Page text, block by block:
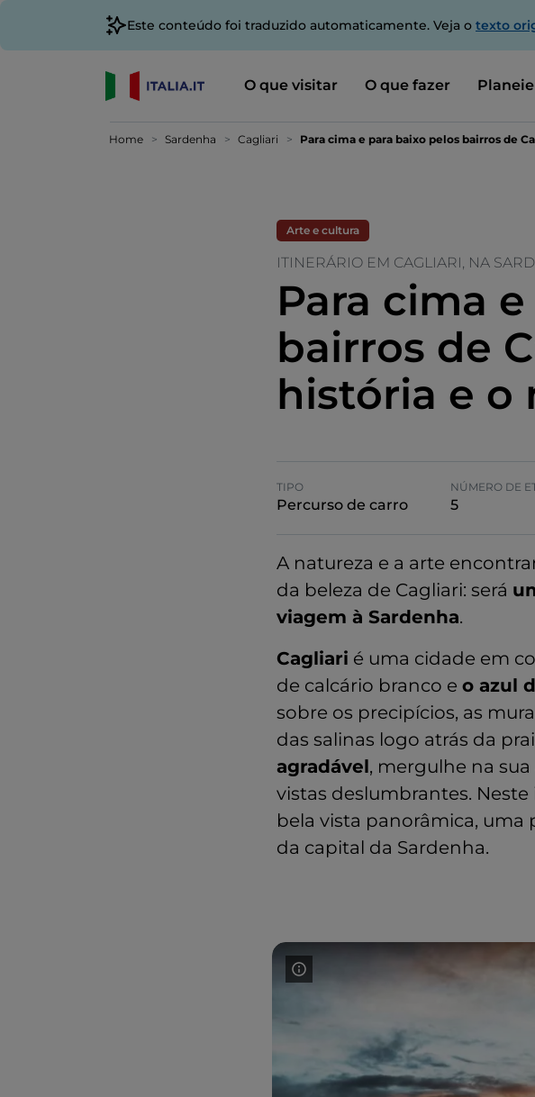
Este conteúdo foi traduzido automaticamente. Veja o texto
O que visitar O que fazer
Home Sardenha Cagliari Para cima e para baixo pelos bairros de
Arte e cultura
ITINERÁRIO EM CAGLIARI, NA
Para cima
bairros de
história e o
TIPO
Percurso de carro
NÚMERO DE
5
A natureza e a arte
da beleza de Cagliari: será
viagem à Sardenha.
Cagliari é uma cidade em
de calcário branco e o azul
sobre os precipícios, as
das salinas logo atrás da
agradável, mergulhe na
vistas deslumbrantes.
bela vista panorâmica, uma
da capital da Sardenha.